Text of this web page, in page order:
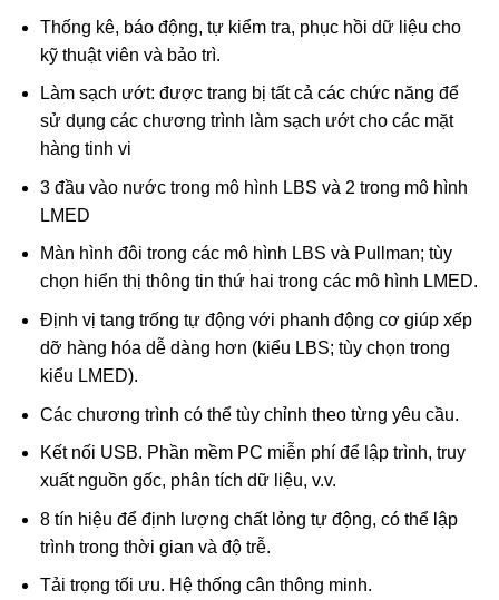
Thống kê, báo động, tự kiểm tra, phục hồi dữ liệu cho
kỹ thuật viên và bảo trì.
Làm sạch ướt: được trang bị tất cả các chức năng để
sử dụng các chương trình làm sạch ướt cho các mặt
hàng tinh vi
3 đầu vào nước trong mô hình LBS và 2 trong mô hình
LMED
Màn hình đôi trong các mô hình LBS và Pullman; tùy
chọn hiển thị thông tin thứ hai trong các mô hình LMED.
Định vị tang trống tự động với phanh động cơ giúp xếp
dỡ hàng hóa dễ dàng hơn (kiểu LBS; tùy chọn trong
kiểu LMED).
Các chương trình có thể tùy chỉnh theo từng yêu cầu.
Kết nối USB. Phần mềm PC miễn phí để lập trình, truy
xuất nguồn gốc, phân tích dữ liệu, v.v.
8 tín hiệu để định lượng chất lỏng tự động, có thể lập
trình trong thời gian và độ trễ.
Tải trọng tối ưu. Hệ thống cân thông minh.